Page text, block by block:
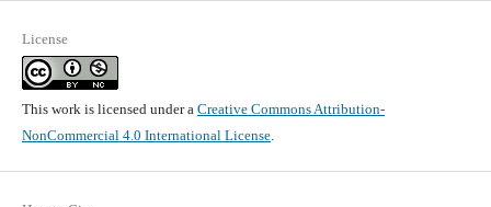
License
This work is licensed under a Creative Commons Attribution-
NonCommercial 4.0 International License.